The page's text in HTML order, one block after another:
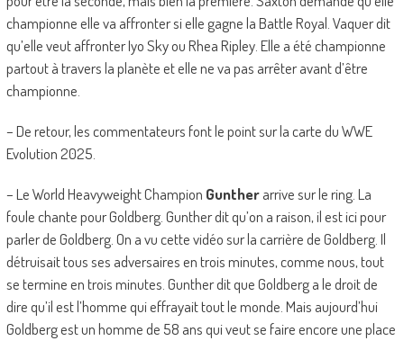
championne elle va affronter si elle gagne la Battle Royal. Vaquer dit
qu’elle veut affronter Iyo Sky ou Rhea Ripley. Elle a été championne
partout à travers la planète et elle ne va pas arrêter avant d’être
championne.
– De retour, les commentateurs font le point sur la carte du WWE
Evolution 2025.
– Le World Heavyweight Champion Guntherarrive sur le ring. La
foule chante pour Goldberg. Gunther dit qu’on a raison, il est ici pour
parler de Goldberg. On a vu cette vidéo sur la carrière de Goldberg. Il
détruisait tous ses adversaires en trois minutes, comme nous, tout
se termine en trois minutes. Gunther dit que Goldberg a le droit de
dire qu’il est l’homme qui effrayait tout le monde. Mais aujourd’hui
Goldberg est un homme de 58 ans qui veut se faire encore une place